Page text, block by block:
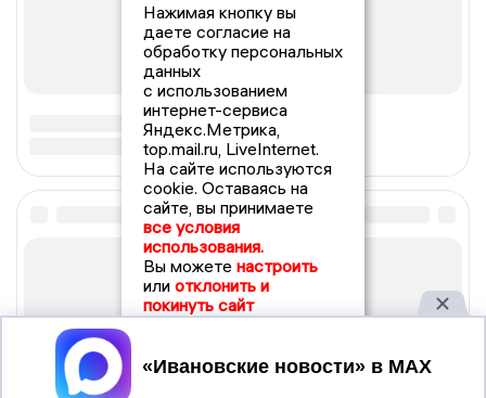
Нажимая кнопку вы
даете согласие на
обработку персональных
данных
с использованием
интернет-сервиса
Яндекс.Метрика,
top.mail.ru, LiveInternet.
На сайте используются
cookie. Оставаясь на
сайте, вы принимаете
все условия
использования.
Вы можете настроить
или отклонить и
покинуть сайт
Принять